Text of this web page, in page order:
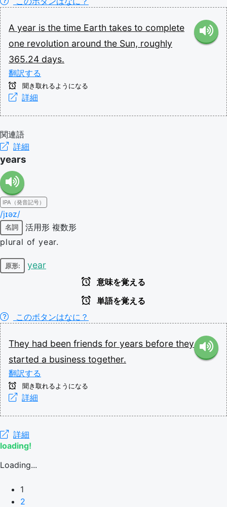
A year is the time Earth takes to complete
one revolution around the Sun, roughly
365.24 days.
翻訳する
聞き取れるようになる
詳細
関連語
詳細
years
IPA（発音記号）
/jɪəz/
名詞 活用形 複数形
plural of year.
原形: year
意味を覚える
単語を覚える
このボタンはなに？
They had been friends for years before they
started a business together.
翻訳する
聞き取れるようになる
詳細
詳細
loading!
Loading...
1
2